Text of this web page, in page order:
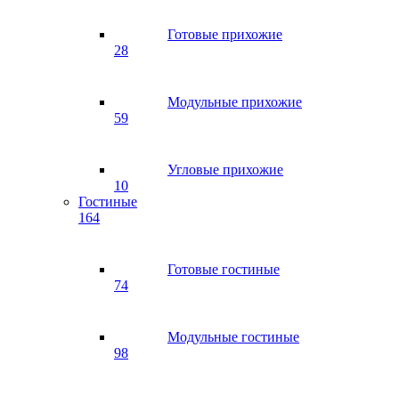
Готовые прихожие
28
Модульные прихожие
59
Угловые прихожие
10
Гостиные
164
Готовые гостиные
74
Модульные гостиные
98